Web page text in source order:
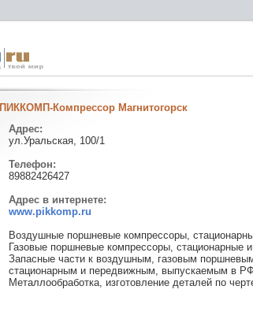
ПИККОМП-Компрессор Магнитогорск
Адрес:
ул.Уральская, 100/1
Телефон:
89882426427
Адрес в интернете:
www.pikkomp.ru
Воздушные поршневые компрессоры,
Газовые поршневые компрессоры, стационарные
Запасные части к воздушным, газовым
стационарным и передвижным, выпускаемым в
Металлообработка, изготовление деталей по